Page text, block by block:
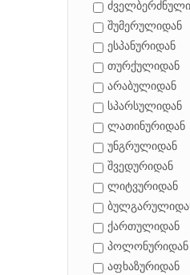
შუმერულიდან
ესპანურიდან
თურქულიდან
არაბულიდან
სპარსულიდან
ლათინურიდან
უნგრულიდან
შვედურიდან
ლიტვურიდან
ქართულიდან
პოლონურიდან
აფხაზურიდან